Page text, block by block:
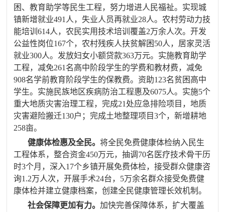
困、教育助学等民生工程，努力增进人民福祉。实现城
镇新增就业491 人，失业人员再就业28人。农村劳动力技
能培训614人，农民实用技术培训覆盖2万余人次。开发
公益性岗位167个，农村残疾人扶贫解困 50人，居家灵活
就业300人。发放妇女小额贷款363万元。实施教育助学
工程，减免261 名高中阶段学生的学费和教材费，减免
908名学前教育阶段学生的保教费。资助123名贫困高中
学生。实施民族地区疾病防治工程惠及6075人。实施5个
重大地质灾害治理工程，完成21 处应急排险项目，地质
灾害避险搬迁130户；完成土地整理项目3个，新增耕地
258亩。
健康体检惠及全民。将全民免费健康体检纳入民生
工程体系，整合资金450万元，抽调 70名医疗技术骨干历
时3个月，深入17个乡镇开展免费体检，接受群众健康咨
询1.2万人次，开展手术24台， 5万余名群众接受免费健
康体检并建立健康档案，创建全民健康管理长效机制。
社会保障更加有力。加快完善保障体系，扩大覆盖